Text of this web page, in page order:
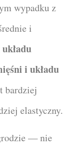
wypadku z
i
i układu
bardziej
elastyczny.
— nie